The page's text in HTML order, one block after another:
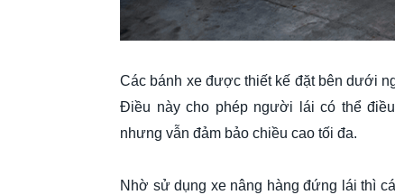
Các bánh xe được thiết kế đặt bên dưới
Điều này cho phép người lái có thể
nhưng vẫn đảm bảo chiều cao tối đa.
Nhờ sử dụng xe nâng hàng đứng lái thì